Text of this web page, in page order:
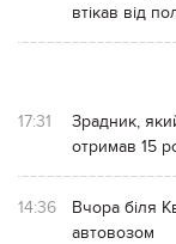
втікав від
17:31
Зрадник,
отримав 15
14:36
Вчора біля
автовозом